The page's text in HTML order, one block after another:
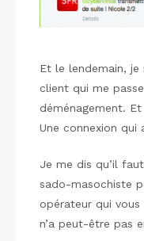
Et le lendemain, je
client qui me
déménagement.
Une connexion qui
Je me dis qu’il
sado-masochiste
opérateur qui
n’a peut-être pas